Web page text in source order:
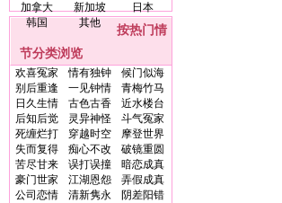
加拿大
新加坡
日本
韩国
其他
按热门情
节分类浏览
欢喜冤家 情有独钟
候门似海
别后重逢
一见钟情
青梅竹马
日久生情
古色古香
近水楼台
后知后觉
灵异神怪
斗气冤家
死缠烂打
穿越时空
摩登世界
失而复得
痴心不改
破镜重圆
苦尽甘来
误打误撞
暗恋成真
豪门世家
江湖恩怨
弄假成真
公司恋情
清新隽永
阴差阳错